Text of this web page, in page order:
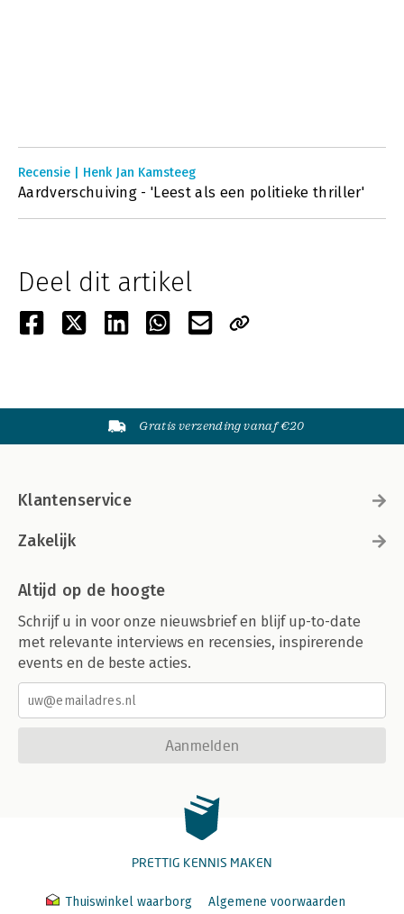
Recensie | Henk Jan Kamsteeg
Aardverschuiving - 'Leest als een politieke thriller'
Deel dit artikel
Gratis verzending vanaf €20
Klantenservice
Zakelijk
Altijd op de hoogte
Schrijf u in voor onze nieuwsbrief en blijf up-to-date
met relevante interviews en recensies, inspirerende
events en de beste acties.
Aanmelden
PRETTIG KENNIS MAKEN
Thuiswinkel waarborg Algemene voorwaarden